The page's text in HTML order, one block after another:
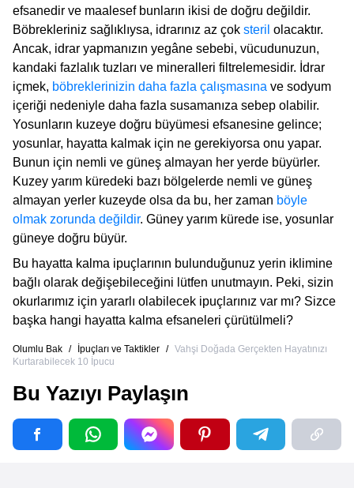
efsanedir ve maalesef bunların ikisi de doğru değildir.
Böbrekleriniz sağlıklıysa, idrarınız az çok steril olacaktır.
Ancak, idrar yapmanızın yegâne sebebi, vücudunuzun,
kandaki fazlalık tuzları ve mineralleri filtrelemesidir. İdrar
içmek, böbreklerinizin daha fazla çalışmasına ve sodyum
içeriği nedeniyle daha fazla susamanıza sebep olabilir.
Yosunların kuzeye doğru büyümesi efsanesine gelince;
yosunlar, hayatta kalmak için ne gerekiyorsa onu yapar.
Bunun için nemli ve güneş almayan her yerde büyürler.
Kuzey yarım küredeki bazı bölgelerde nemli ve güneş
almayan yerler kuzeyde olsa da bu, her zaman böyle
olmak zorunda değildir. Güney yarım kürede ise, yosunlar
güneye doğru büyür.
Bu hayatta kalma ipuçlarının bulunduğunuz yerin iklimine
bağlı olarak değişebileceğini lütfen unutmayın. Peki, sizin
okurlarımız için yararlı olabilecek ipuçlarınız var mı? Sizce
başka hangi hayatta kalma efsaneleri çürütülmeli?
Olumlu Bak / İpuçları ve Taktikler / Vahşi Doğada Gerçekten Hayatınızı
Kurtarabilecek 10 İpucu
Bu Yazıyı Paylaşın